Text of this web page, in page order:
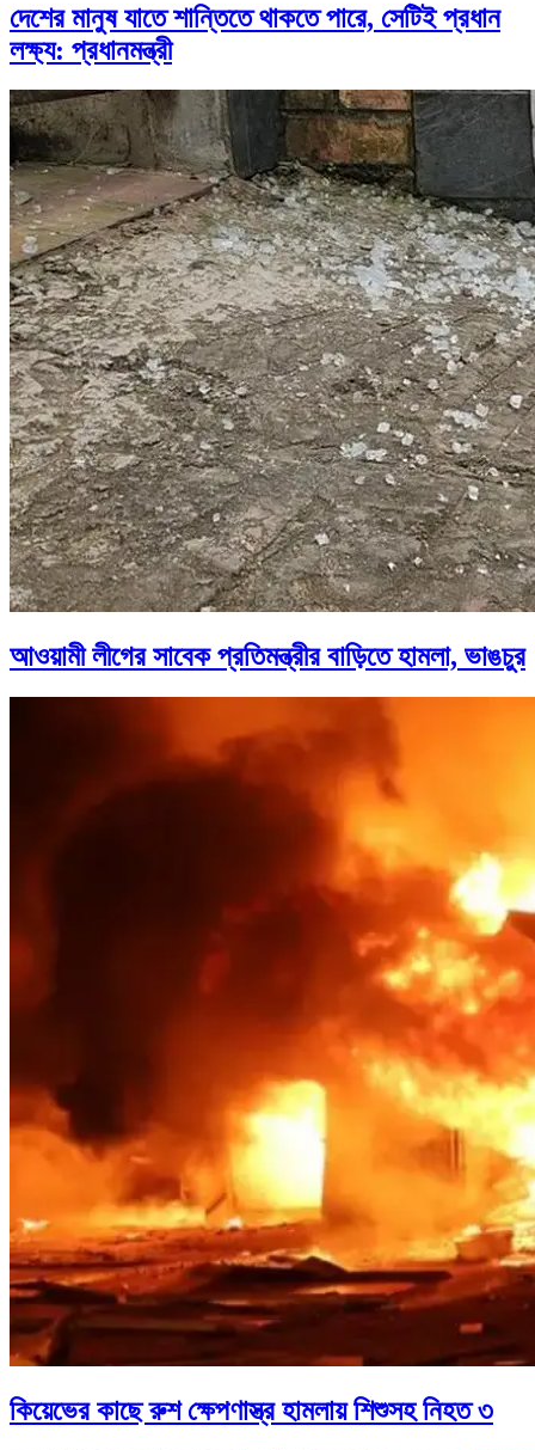
দেশের মানুষ যাতে শান্তিতে থাকতে পারে, সেটিই প্রধান
লক্ষ্য: প্রধানমন্ত্রী
আওয়ামী লীগের সাবেক প্রতিমন্ত্রীর বাড়িতে হামলা, ভাঙচুর
কিয়েভের কাছে রুশ ক্ষেপণাস্ত্র হামলায় শিশুসহ নিহত ৩